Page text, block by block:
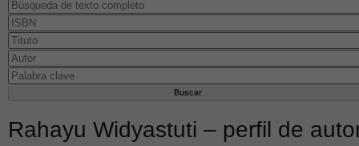
Rahayu Widyastuti – perfil de